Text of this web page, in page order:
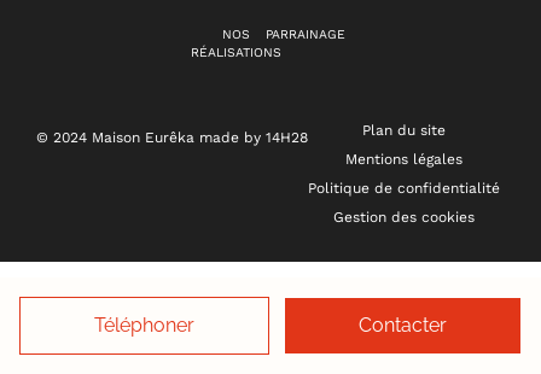
Téléphoner Contacter
NOS
RÉALISATIONS
PARRAINAGE
© 2024 Maison Eurêka made by 14H28
Plan du site
Mentions légales
Politique de confidentialité
Gestion des cookies